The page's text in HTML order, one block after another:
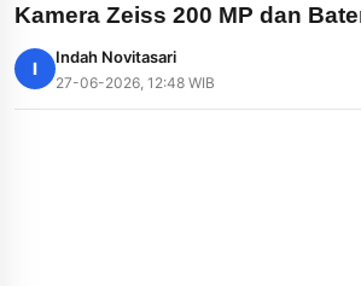
Kamera Zeiss 200 MP dan
I
Indah Novitasari
27-06-2026, 12:48 WIB